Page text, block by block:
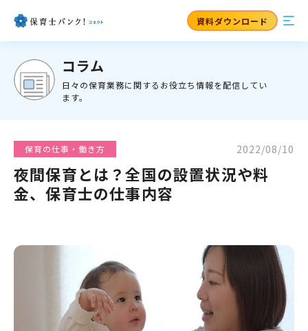
資料ダウンロード
コラム
日々の保育業務に関するお役立ち情報を配信してい
ます。
保育の仕事・働き方 2022/08/10
夜間保育とは？全国の設置状況や料
金、保育士の仕事内容